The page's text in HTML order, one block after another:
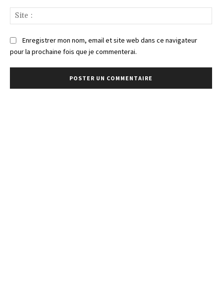
:
Enregistrer mon nom, email et site web dans ce navigateur
pour la prochaine fois que je commenterai.